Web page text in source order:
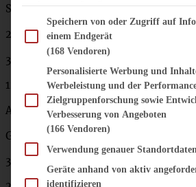
Streusel:
200 g kalte Butter
350 g Mehl
125 g Zucker
Abrieb einer halben Zitrone
Glasur:
3 EL Zitronensaft
Im Folgenden finden Sie eine Liste der Zwecke
Speichern von oder Zugriff auf
einem Endgerät
(168 Vendoren)
Personalisierte Werbung und
Werbeleistung und der
Zielgruppenforschung sowie
Verbesserung von Angeboten
(166 Vendoren)
Verwendung genauer
Geräte anhand von aktiv
identifizieren